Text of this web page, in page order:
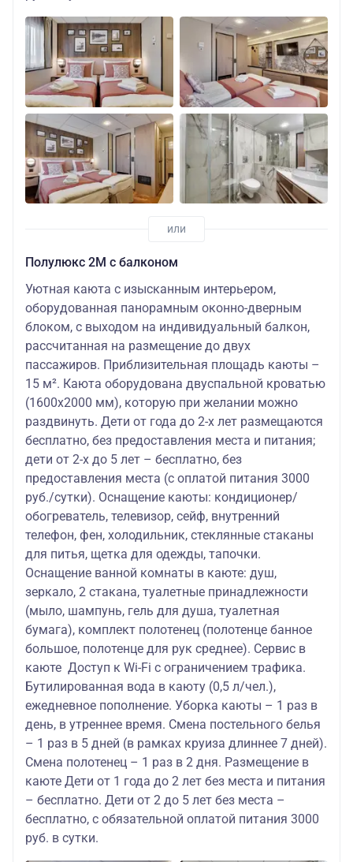
Полулюкс 2М с балконом
Уютная каюта с изысканным интерьером,
оборудованная панорамным оконно-дверным
блоком, с выходом на индивидуальный балкон,
рассчитанная на размещение до двух
пассажиров. Приблизительная площадь каюты –
15 м². Каюта оборудована двуспальной кроватью
(1600х2000 мм), которую при желании можно
раздвинуть. Дети от года до 2-х лет размещаются
бесплатно, без предоставления места и питания;
дети от 2-х до 5 лет – бесплатно, без
предоставления места (с оплатой питания 3000
руб./сутки). Оснащение каюты: кондиционер/
обогреватель, телевизор, сейф, внутренний
телефон, фен, холодильник, стеклянные стаканы
для питья, щетка для одежды, тапочки.
Оснащение ванной комнаты в каюте: душ,
зеркало, 2 стакана, туалетные принадлежности
(мыло, шампунь, гель для душа, туалетная
бумага), комплект полотенец (полотенце банное
большое, полотенце для рук среднее). Сервис в
каюте Доступ к Wi-Fi с ограничением трафика.
Бутилированная вода в каюту (0,5 л/чел.),
ежедневное пополнение. Уборка каюты – 1 раз в
день, в утреннее время. Смена постельного белья
– 1 раз в 5 дней (в рамках круиза длиннее 7 дней).
Смена полотенец – 1 раз в 2 дня. Размещение в
каюте Дети от 1 года до 2 лет без места и питания
– бесплатно. Дети от 2 до 5 лет без места –
бесплатно, с обязательной оплатой питания 3000
руб. в сутки.